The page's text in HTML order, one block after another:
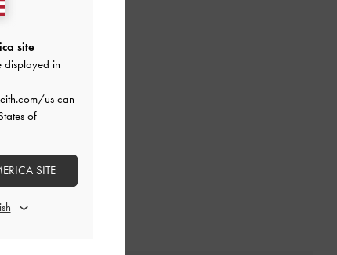
site
displayed in
us can
of
SITE